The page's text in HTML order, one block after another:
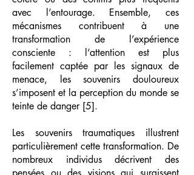
avec l’entourage. Ensemble, ces
mécanismes contribuent à une
transformation de l’expérience
consciente : l’attention est plus
facilement captée par les signaux de
menace, les souvenirs douloureux
s’imposent et la perception du monde se
teinte de danger [5].
Les souvenirs traumatiques illustrent
particulièrement cette transformation. De
nombreux individus décrivent des